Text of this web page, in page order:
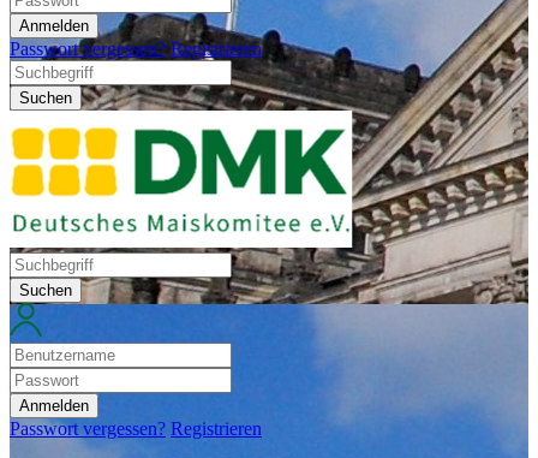
Anmelden
Passwort vergessen? Registrieren
Suchen
Suchen
Anmelden
Passwort vergessen? Registrieren